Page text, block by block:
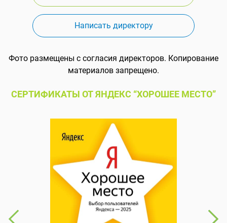
Написать директору
Фото размещены с согласия директоров. Копирование
материалов запрещено.
СЕРТИФИКАТЫ ОТ ЯНДЕКС “ХОРОШЕЕ МЕСТО”